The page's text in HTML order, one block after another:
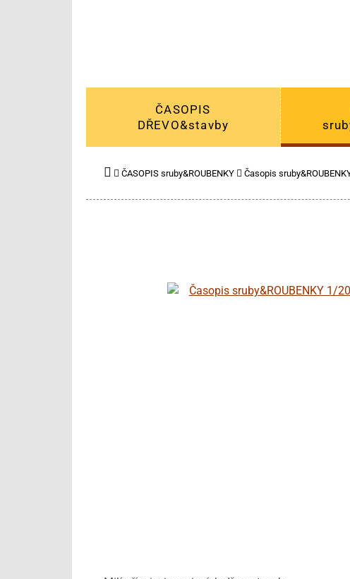
ČASOPIS
DŘEVO&stavby
ČASOPIS sruby&ROUBENKY Časopis